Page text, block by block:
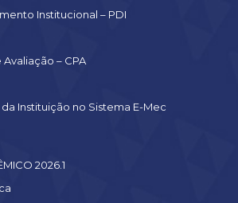
Institucional – PDI
– CPA
Instituição no Sistema E-Mec
2026.1